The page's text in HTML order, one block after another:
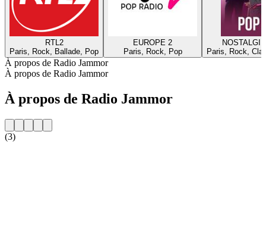
RTL2
Paris, Rock, Ballade, Pop
EUROPE 2
Paris, Rock, Pop
Paris, Rock,
À propos de Radio Jammor
À propos de Radio Jammor
À propos de Radio Jammor
(3)